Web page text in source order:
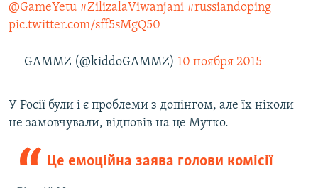
@GameYetu #ZilizalaViwanjani #russiandoping
pic.twitter.com/sff5sMgQ50
— GAMMZ (@kiddoGAMMZ) 10 ноября 2015
У Росії були і є проблеми з допінгом, але їх ніколи
не замовчували, відповів на це Мутко.
Це емоційна заява голови комісії